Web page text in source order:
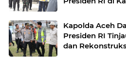
Kapolda Aceh
Presiden RI
dan